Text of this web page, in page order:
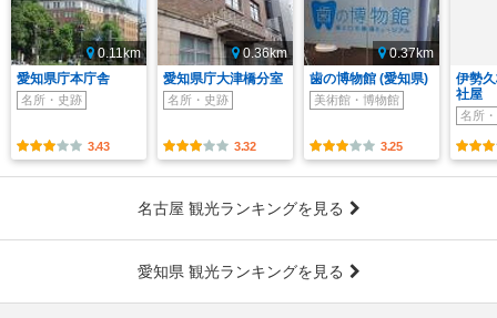
0.11km
愛知県庁本庁舎
名所・史跡
3.43
0.36km
愛知県庁大津橋分室
名所・史跡
3.32
0.37km
歯の博物館 (愛知県)
美術館・博物館
3.25
伊勢
社屋
名所
名古屋 観光ランキングを見る
愛知県 観光ランキングを見る